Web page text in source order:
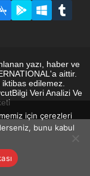
yazı, haber ve
aittir.
edilemez.
Veri Analizi Ve
için çerezleri
bunu kabul